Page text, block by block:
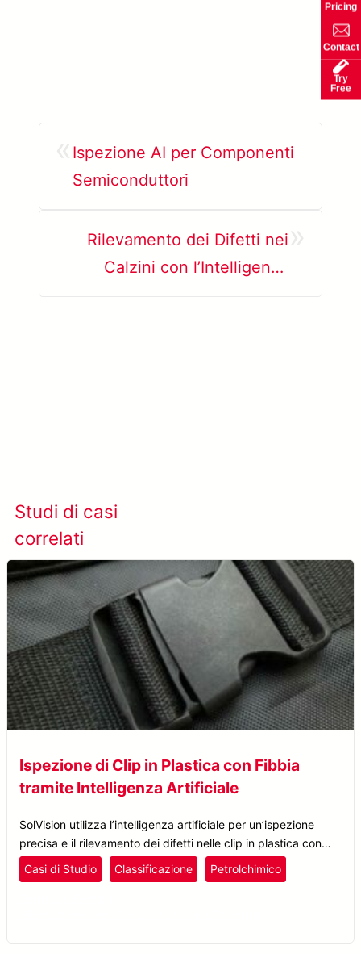
Ispezione AI per Componenti
Semiconduttori
Rilevamento dei Difetti nei
Calzini con l’Intelligenza
Studi di casi
correlati
Ispezione di Clip in Plastica con Fibbia
tramite Intelligenza Artificiale
SolVision utilizza l’intelligenza artificiale per un’ispezione
precisa e il rilevamento dei difetti nelle clip in plastica con
fibbia, migliorando il controllo qualità e l’efficienza produttiva.
Casi di Studio Classificazione Petrolchimico
Pricing
Contact
Try
Free